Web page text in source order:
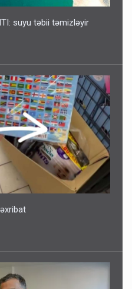
suyu təbii təmizləyir